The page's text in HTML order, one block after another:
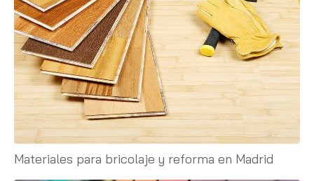
Materiales para bricolaje y reforma en Madrid